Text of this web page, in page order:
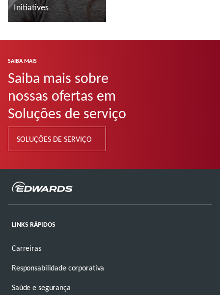
Initiatives
SAIBA MAIS
Saiba mais sobre
nossas ofertas em
Soluções de serviço
SOLUÇÕES DE SERVIÇO
LINKS RÁPIDOS
Carreiras
Responsabilidade corporativa
Saúde e segurança